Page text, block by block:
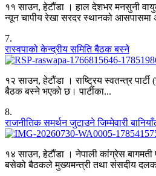
११ साउन, हेटौंडा । हाल देशभर मनसुनी
न्यून चापीय रेखा सरदर स्थानको आसपासमा
7.
रास्वपाको केन्द्रीय समिति बैठक बस्ने
१२ साउन, हेटौंडा । राष्ट्रिय स्वतन्त्र पार्टी
बैठक बस्ने भएको छ। पार्टीका...
8.
राजनीतिक समर्थन जुटाउने जिम्मेवारी
१४ साउन, हेटौंडा । नेपाली कांग्रेस
बसेको बैठकले मुख्यमन्त्री तथा संसदीय